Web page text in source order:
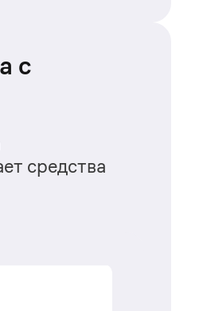
с
средства